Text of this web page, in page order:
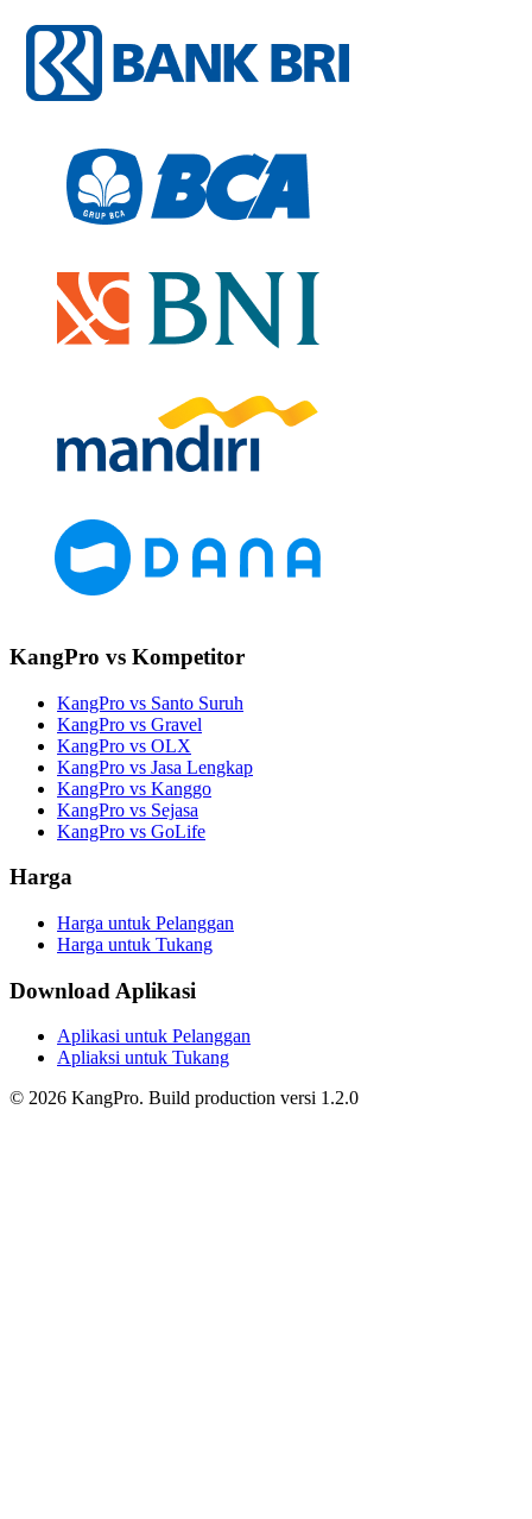
KangPro vs Kompetitor
KangPro vs Santo Suruh
KangPro vs Gravel
KangPro vs OLX
KangPro vs Jasa Lengkap
KangPro vs Kanggo
KangPro vs Sejasa
KangPro vs GoLife
Harga
Harga untuk Pelanggan
Harga untuk Tukang
Download Aplikasi
Aplikasi untuk Pelanggan
Apliaksi untuk Tukang
© 2026 KangPro. Build production versi 1.2.0